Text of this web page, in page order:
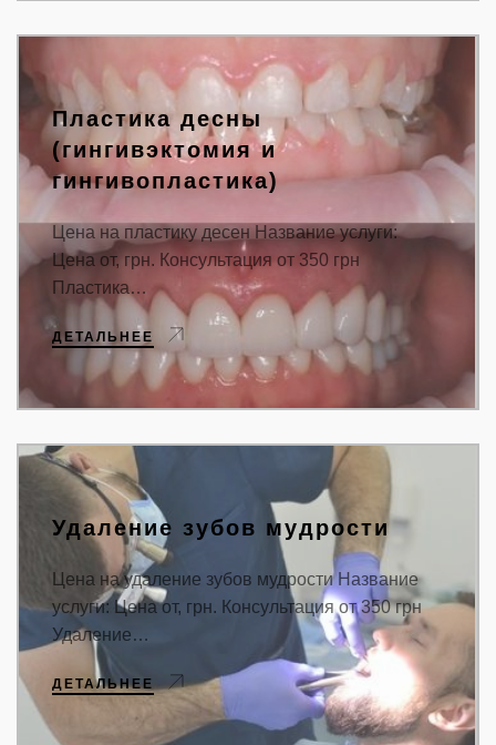
Пластика десны
(гингивэктомия и
гингивопластика)
Цена на пластику десен Название услуги:
Цена от, грн. Консультация от 350 грн
Пластика…
ДЕТАЛЬНЕЕ
Удаление зубов мудрости
Цена на удаление зубов мудрости Название
услуги: Цена от, грн. Консультация от 350 грн
Удаление…
ДЕТАЛЬНЕЕ